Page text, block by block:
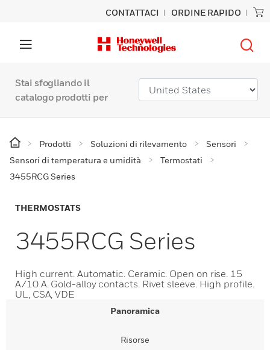
CONTATTACI ORDINE RAPIDO
Stai sfogliando il
catalogo prodotti per
Prodotti Soluzioni di rilevamento
Sensori
Sensori di temperatura e umidità
Termostati
3455RCG Series
THERMOSTATS
3455RCG Series
High current. Automatic. Ceramic. Open on rise. 15
A/10 A. Gold-alloy contacts. Rivet sleeve. High profile.
UL, CSA, VDE
Panoramica
Risorse